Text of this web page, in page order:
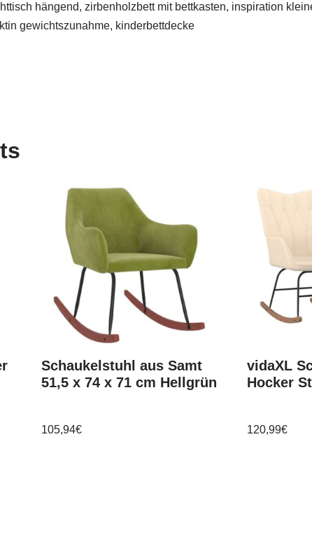
hängend, zirbenholzbett mit bettkasten, inspiration
gewichtszunahme, kinderbettdecke
Schaukelstuhl aus Samt
51,5 x 74 x 71 cm Hellgrün
105,94€
vidaXL
Hocker
120,99€